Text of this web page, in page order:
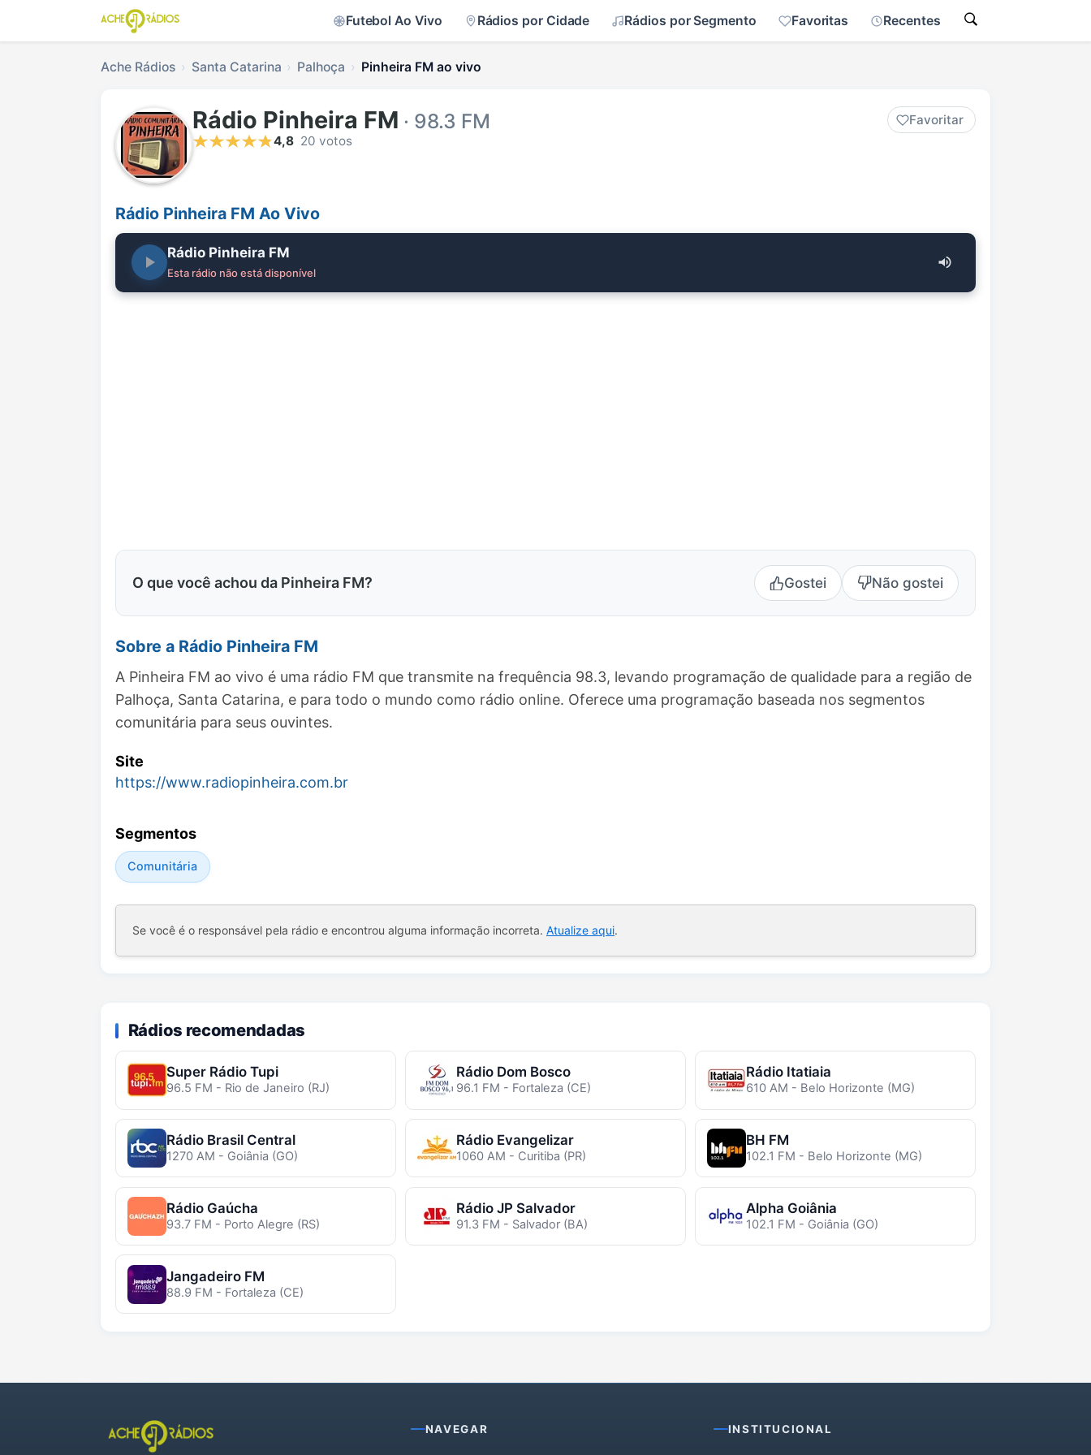
Futebol Ao Vivo Rádios por Cidade Rádios por Segmento Favoritas Recentes
Ache Rádios Santa Catarina Palhoça Pinheira FM ao vivo
Rádio Pinheira FM · 98.3 FM
Favoritar
4,8 20 votos
Rádio Pinheira FM Ao Vivo
Rádio Pinheira FM
Esta rádio não está disponível
O que você achou da Pinheira FM? Gostei Não gostei
Sobre a Rádio Pinheira FM
A Pinheira FM ao vivo é uma rádio FM que transmite na frequência 98.3, levando programação de qualidade para a região de
Palhoça, Santa Catarina, e para todo o mundo como rádio online. Oferece uma programação baseada nos segmentos
comunitária para seus ouvintes.
Site
https://www.radiopinheira.com.br
Segmentos
Comunitária
Se você é o responsável pela rádio e encontrou alguma informação incorreta. Atualize aqui.
Rádios recomendadas
Super Rádio Tupi
96.5 FM - Rio de Janeiro (RJ)
Rádio Dom Bosco
96.1 FM - Fortaleza (CE)
Rádio Itatiaia
610 AM - Belo Horizonte (MG)
Rádio Brasil Central
1270 AM - Goiânia (GO)
Rádio Evangelizar
1060 AM - Curitiba (PR)
BH FM
102.1 FM - Belo Horizonte (MG)
Rádio Gaúcha
93.7 FM - Porto Alegre (RS)
Rádio JP Salvador
91.3 FM - Salvador (BA)
Alpha Goiânia
102.1 FM - Goiânia (GO)
Jangadeiro FM
88.9 FM - Fortaleza (CE)
NAVEGAR INSTITUCIONAL